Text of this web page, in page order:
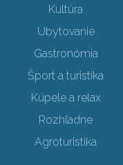
Kultúra
Ubytovanie
Gastronómia
Šport a turistika
Kúpele a relax
Rozhľadne
Agroturistika